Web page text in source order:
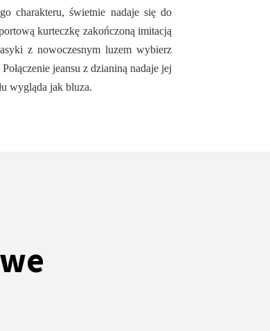
charakteru, świetnie nadaje się do
kurteczkę zakończoną imitacją
z nowoczesnym luzem wybierz
jeansu z dzianiną nadaje jej
wygląda jak bluza.